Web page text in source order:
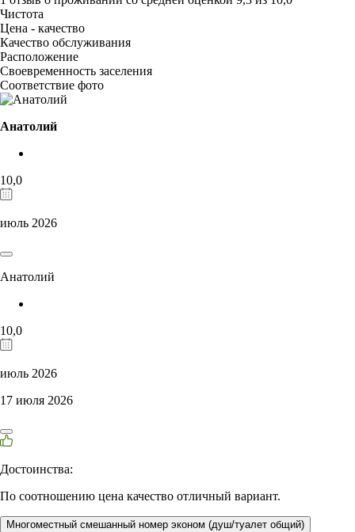
Чистота
Цена - качество
Качество обслуживания
Расположение
Своевременность заселения
Соответствие фото
Анатолий
10,0
июль 2026
Анатолий
10,0
июль 2026
17 июля 2026
Достоинства:
По соотношению цена качество отличный вариант.
Многоместный смешанный номер эконом (душ/туалет общий)